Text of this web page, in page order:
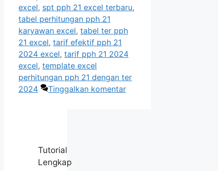
excel, spt pph 21 excel terbaru,
tabel perhitungan pph 21
karyawan excel, tabel ter pph
21 excel, tarif efektif pph 21
2024 excel, tarif pph 21 2024
excel, template excel
perhitungan pph 21 dengan ter
2024
Tinggalkan komentar
Tutorial
Lengkap